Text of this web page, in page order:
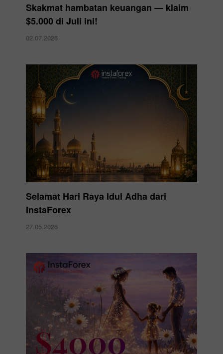
Skakmat hambatan keuangan — klaim
$5.000 di Juli ini!
02.07.2026
Selamat Hari Raya Idul Adha dari
InstaForex
27.05.2026